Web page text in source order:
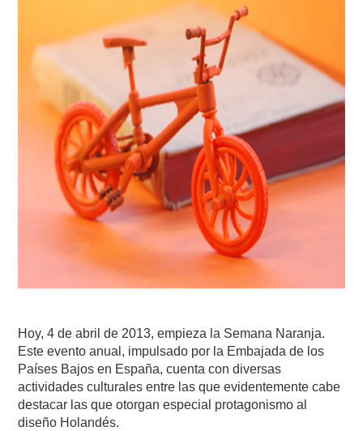
Hoy, 4 de abril de 2013, empieza la Semana Naranja.
Este evento anual, impulsado por la Embajada de los
Países Bajos en España, cuenta con diversas
actividades culturales entre las que evidentemente cabe
destacar las que otorgan especial protagonismo al
diseño Holandés.